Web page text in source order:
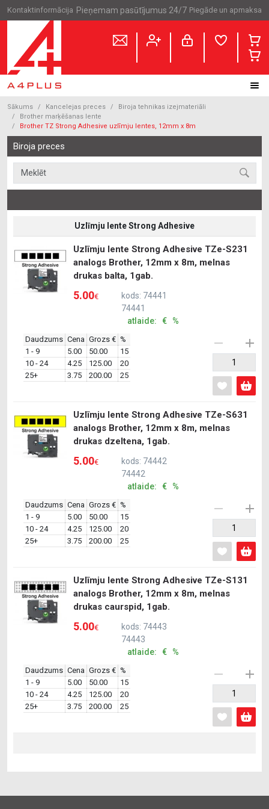
Kontaktinformācija Pieņemam pasūtījumus 24/7 Piegāde un apmaksa
Sākums Kancelejas preces
Biroja tehnikas izejmateriāli
Brother marķēšanas lente
Brother TZ Strong Adhesive uzlīmju lentes, 12mm x 8m
Biroja preces
Uzlīmju lente Strong Adhesive
Uzlīmju lente Strong Adhesive TZe-S231
analogs Brother, 12mm x 8m, melnas
drukas balta, 1gab.
5.00€
kods: 74441
74441
atlaide: € %
Daudzums Cena Grozs € %
1 - 9
5.00 50.00
15
10 - 24
4.25 125.00
20
25+
3.75 200.00 25
Uzlīmju lente Strong Adhesive TZe-S631
analogs Brother, 12mm x 8m, melnas
drukas dzeltena, 1gab.
5.00€
kods: 74442
74442
atlaide: € %
Daudzums Cena Grozs € %
1 - 9
5.00 50.00
15
10 - 24
4.25 125.00
20
25+
3.75 200.00 25
Uzlīmju lente Strong Adhesive TZe-S131
analogs Brother, 12mm x 8m, melnas
drukas caurspid, 1gab.
5.00€
kods: 74443
74443
atlaide: € %
Daudzums Cena Grozs € %
1 - 9
5.00 50.00
15
10 - 24
4.25 125.00
20
25+
3.75 200.00 25